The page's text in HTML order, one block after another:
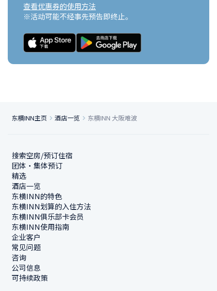
查看优惠券的使用方法
※活动可能不经事先预告即终止。
东横INN主页 酒店一览 东横INN 大阪难波
搜索空房/预订住宿
团体・集体预订
精选
酒店一览
东横INN的特色
东横INN划算的入住方法
东横INN俱乐部卡会员
东横INN使用指南
企业客户
常见问题
咨询
公司信息
可持续政策